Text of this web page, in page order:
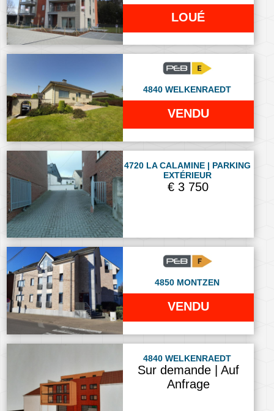
LOUÉ
4840 WELKENRAEDT
VENDU
4720 LA CALAMINE | PARKING
EXTÉRIEUR
€ 3 750
4850 MONTZEN
VENDU
4840 WELKENRAEDT
Sur demande | Auf
Anfrage